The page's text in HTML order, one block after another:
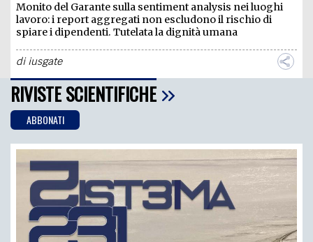
Monito del Garante sulla sentiment analysis nei luoghi
lavoro: i report aggregati non escludono il rischio di
spiare i dipendenti. Tutelata la dignità umana
diiusgate
RIVISTE SCIENTIFICHE
ABBONATI